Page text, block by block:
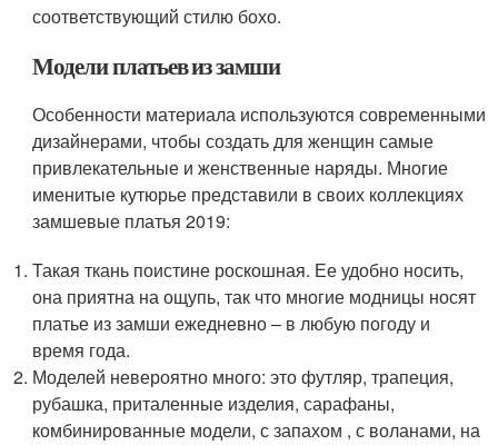
соответствующий стилю бохо.
Модели платьев из замши
Особенности материала используются современными
дизайнерами, чтобы создать для женщин самые
привлекательные и женственные наряды. Многие
именитые кутюрье представили в своих коллекциях
замшевые платья 2019:
Такая ткань поистине роскошная. Ее удобно носить,
она приятна на ощупь, так что многие модницы носят
платье из замши ежедневно – в любую погоду и
время года.
Моделей невероятно много: это футляр, трапеция,
рубашка, приталенные изделия, сарафаны,
комбинированные модели, с запахом , с воланами, на